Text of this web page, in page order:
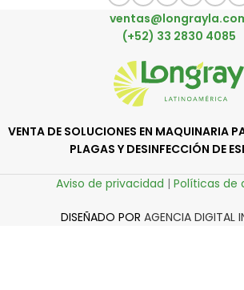
(+52) 33 2830 4085
VENTA DE SOLUCIONES EN MAQUINARIA
PLAGAS Y DESINFECCIÓN DE
Aviso de privacidad | Políticas de
DISEÑADO POR AGENCIA DIGITAL